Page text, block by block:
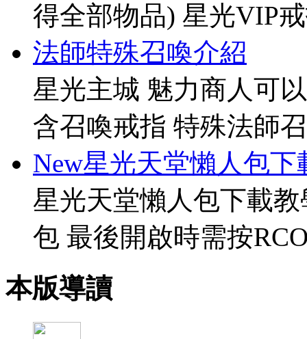
得全部物品) 星光VIP
法師特殊召喚介紹
星光主城 魅力商人可
含召喚戒指 特殊法師
New星光天堂懶人包下
星光天堂懶人包下載
包 最後開啟時需按
本版導讀